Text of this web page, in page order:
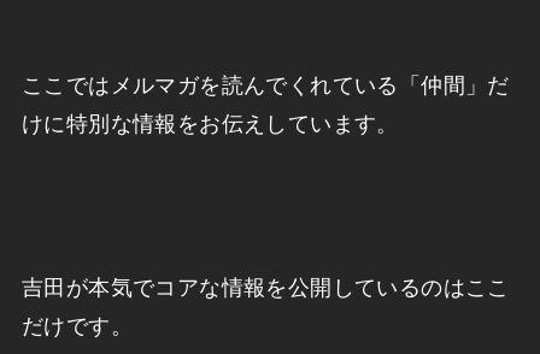
ここではメルマガを読んでくれている「仲間」だ
けに特別な情報をお伝えしています。
吉田が本気でコアな情報を公開しているのはここ
だけです。